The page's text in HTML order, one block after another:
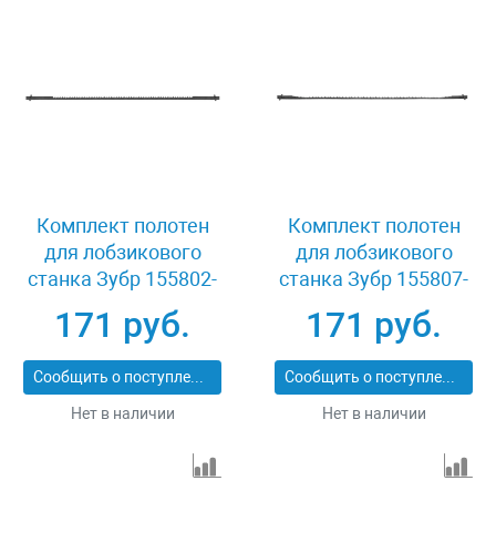
Комплект полотен
для лобзикового
станка Зубр 155802-
171 руб.
Сообщить о поступлении
Нет в наличии
Комплект полотен
для лобзикового
станка Зубр 155807-
171 руб.
Сообщить о поступлении
Нет в наличии